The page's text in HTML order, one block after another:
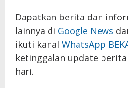
Dapatkan berita dan
lainnya di Google News
ikuti kanal WhatsApp
ketinggalan update
hari.